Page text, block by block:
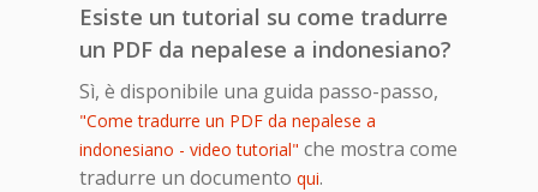
Esiste un tutorial su come tradurre
un PDF da nepalese a indonesiano?
Sì, è disponibile una guida passo-passo,
"Come tradurre un PDF da nepalese a
indonesiano - video tutorial" che mostra come
tradurre un documento qui.